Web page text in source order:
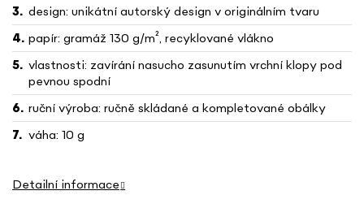
design: unikátní autorský design v originálním tvaru
papír: gramáž 130 g/m², recyklované vlákno
vlastnosti: zavírání nasucho zasunutím vrchní klopy pod
pevnou spodní
ruční výroba: ručně skládané a kompletované obálky
váha: 10 g
Detailní informace